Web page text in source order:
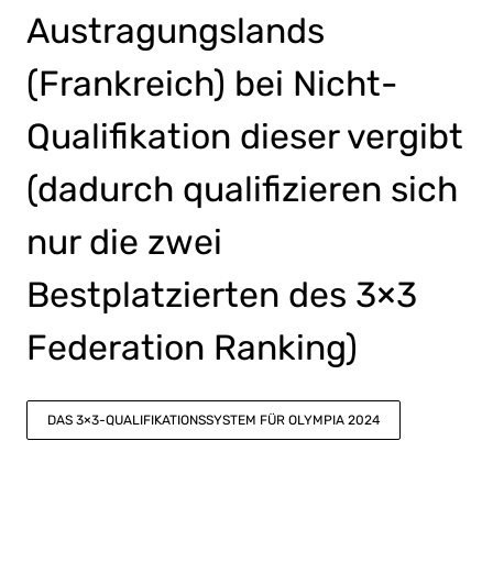
Austragungslands
(Frankreich) bei Nicht-
Qualifikation dieser vergibt
(dadurch qualifizieren sich
nur die zwei
Bestplatzierten des 3×3
Federation Ranking)
DAS 3×3-QUALIFIKATIONSSYSTEM FÜR OLYMPIA 2024